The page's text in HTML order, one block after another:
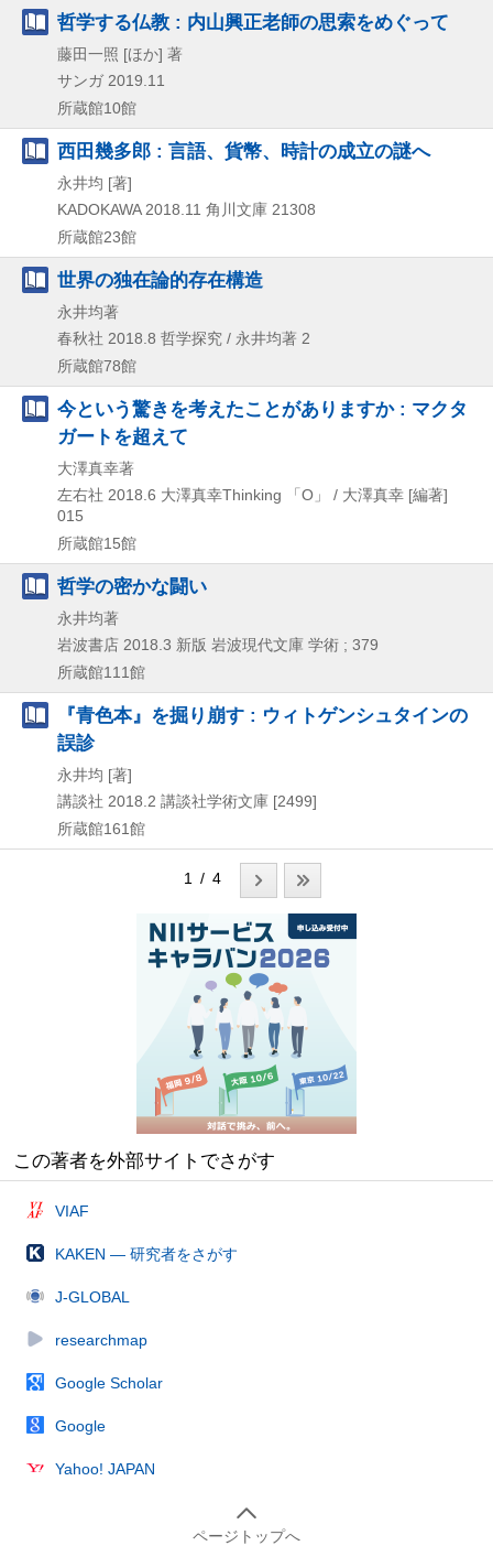
哲学する仏教 : 内山興正老師の思索をめぐって
藤田一照 [ほか] 著
サンガ 2019.11
所蔵館10館
西田幾多郎 : 言語、貨幣、時計の成立の謎へ
永井均 [著]
KADOKAWA 2018.11 角川文庫 21308
所蔵館23館
世界の独在論的存在構造
永井均著
春秋社 2018.8 哲学探究 / 永井均著 2
所蔵館78館
今という驚きを考えたことがありますか : マクタ
ガートを超えて
大澤真幸著
左右社 2018.6 大澤真幸Thinking 「O」 / 大澤真幸 [編著]
015
所蔵館15館
哲学の密かな闘い
永井均著
岩波書店 2018.3 新版 岩波現代文庫 学術 ; 379
所蔵館111館
『青色本』を掘り崩す : ウィトゲンシュタインの
誤診
永井均 [著]
講談社 2018.2 講談社学術文庫 [2499]
所蔵館161館
1 / 4
この著者を外部サイトでさがす
VIAF
KAKEN — 研究者をさがす
J-GLOBAL
researchmap
Google Scholar
Google
Yahoo! JAPAN
ページトップへ